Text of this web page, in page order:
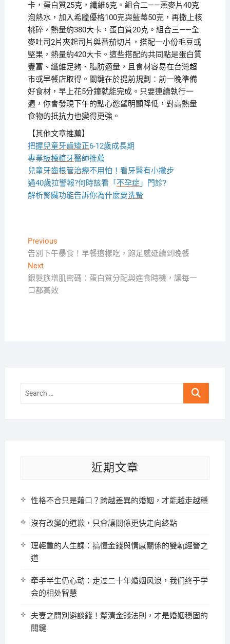
卡，蛋白質25克，纖維6克。組合二——燕麥片40克
泡熱水，加入希臘優格100克與藍莓50克，再撒上核
桃碎，熱量約380大卡，蛋白質20克。組合三——全
麥吐司2片夾起司片與番茄切片，搭配一小份毛豆或
堅果，熱量約420大卡。這些搭配的共同點是蛋白質
豐富、纖維足夠、脂肪適量，且食材容易在台灣超
市或早餐店取得。關鍵在於提前規劃：前一晚準備
好食材，早上花5分鐘就能完成。只要連續執行一
週，你會發現下午的點心慾望明顯降低，對高熱量
食物的抵抗力也變得更強。
【其他文章推薦】
把握兒童牙齒矯正6-12歲成長期
專業板橋植牙醫師推薦
兒童牙齒根管治療不用怕！看牙醫有小撇步
過40歲拉警報?何時該看「 不孕症」門診?
解析腎臟功能告訴你為什麼要洗腎
文
章
導
覽
PreviousPrevious
post:
告別下午暴食！早餐這樣吃，飽足感延續到晚餐
NextNext
post:
銀髮族增肌密碼：蛋白質分配與進食時機，讓每一
口都高效
Search
近期文章
性格不合只是藉口？跨越差異的婚姻，才能越走越穩
沒有改變的道歉，只會讓關係更快走向終點
理輕重的人生課：搞懂金錢與情感關係的雙軌經營之
道
牵手半生仍心动：走过二十年婚姻风浪，我们终于学
会的相处智慧
夫妻之間別避談錢！釐清金錢法則，才是婚姻穩固的
關鍵